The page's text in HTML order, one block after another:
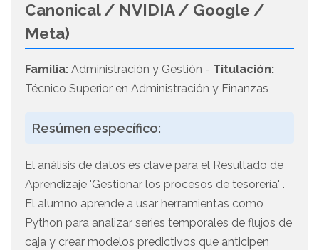
Canonical / NVIDIA / Google /
Meta)
Familia: Administración y Gestión - Titulación:
Técnico Superior en Administración y Finanzas
Resúmen específico:
El análisis de datos es clave para el Resultado de
Aprendizaje 'Gestionar los procesos de tesorería' .
El alumno aprende a usar herramientas como
Python para analizar series temporales de flujos de
caja y crear modelos predictivos que anticipen